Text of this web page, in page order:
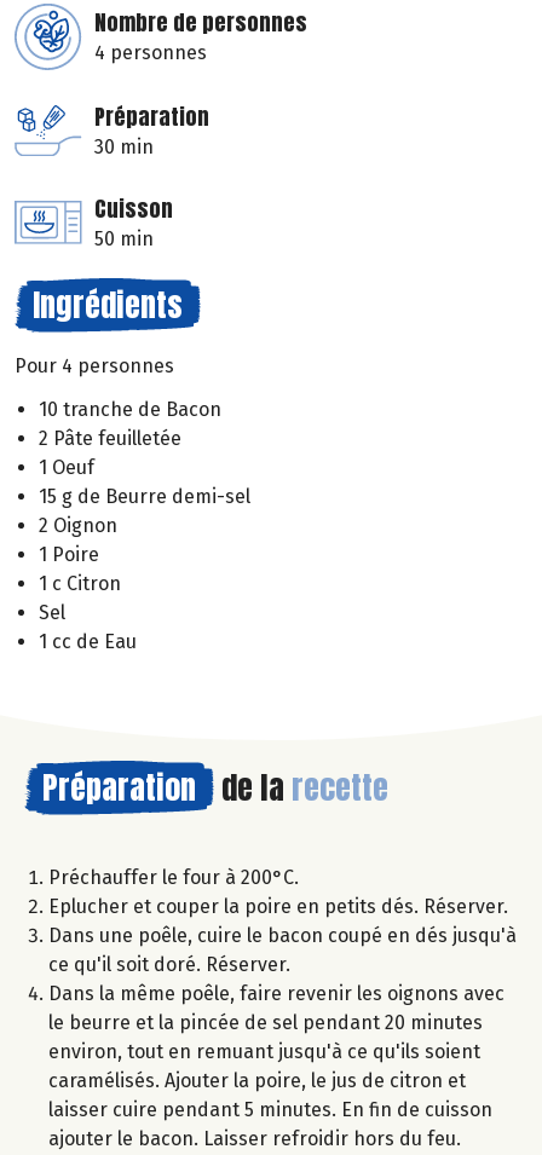
Nombre de personnes
4 personnes
Préparation
30 min
Cuisson
50 min
Ingrédients
Pour 4 personnes
10 tranche de Bacon
2 Pâte feuilletée
1 Oeuf
15 g de Beurre demi-sel
2 Oignon
1 Poire
1 c Citron
Sel
1 cc de Eau
Préparation de la recette
Préchauffer le four à 200°C.
Eplucher et couper la poire en petits dés. Réserver.
Dans une poêle, cuire le bacon coupé en dés jusqu'à
ce qu'il soit doré. Réserver.
Dans la même poêle, faire revenir les oignons avec
le beurre et la pincée de sel pendant 20 minutes
environ, tout en remuant jusqu'à ce qu'ils soient
caramélisés. Ajouter la poire, le jus de citron et
laisser cuire pendant 5 minutes. En fin de cuisson
ajouter le bacon. Laisser refroidir hors du feu.